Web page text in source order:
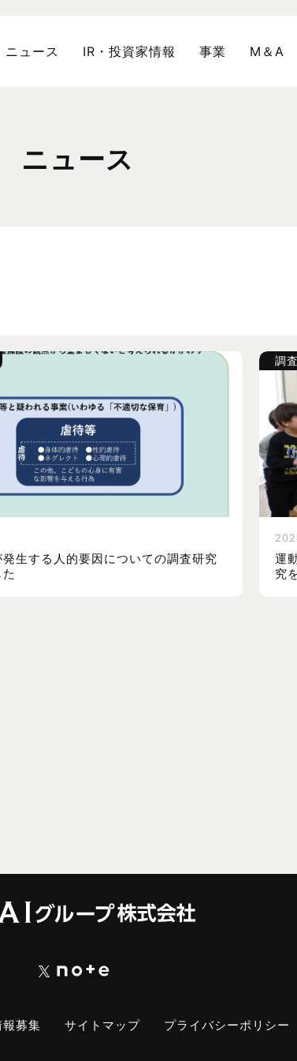
ニュース IR・投資家情報 事業 M＆A
ニュース
生する人的要因についての調査研究
調
運
究
募集 サイトマップ プライバシーポリシー